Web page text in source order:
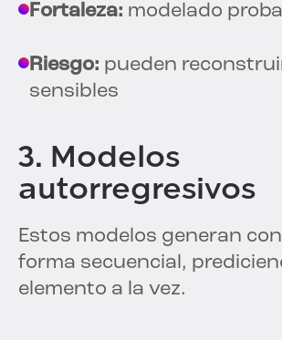
Fortaleza: modelado
Riesgo: pueden
sensibles
3. Modelos
autorregresivos
Estos modelos generan
forma secuencial,
elemento a la vez.